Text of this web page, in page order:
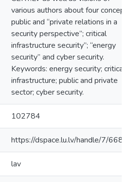
various authors about four
public and “private relations in a
security perspective”; critical
infrastructure security”; “energy
security” and cyber security.
Keywords: energy security; critical
infrastructure; public and private
sector; cyber security.
102784
https://dspace.lu.lv/handle/7/
lav